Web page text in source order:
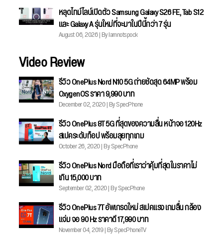
หลุดไทม์ไลน์เปิดตัว Samsung Galaxy S26 FE, Tab S12
และ Galaxy A รุ่นใหม่ที่จะมาในปีนี้กว่า 7 รุ่น
August 06, 2026 | By Iamnotspock
Video Review
รีวิว OnePlus Nord N10 5G ถ่ายชัดสุด 64MP พร้อม
OxygenOS ราคา 9,990 บาท
December 02, 2020 | By SpecPhone
รีวิว OnePlus 8T 5G ที่สุดของความลื่น หน้าจอ 120Hz
สเปคระดับท็อป พร้อมลุยทุกเกม
October 26, 2020 | By SpecPhone
รีวิว OnePlus Nord มือถือที่เราว่าคุ้มที่สุดในราคาไม่
เกิน 15,000 บาท
September 02, 2020 | By SpecPhone
รีวิว OnePlus 7T อัพเกรดใหม่ สเปคแรง เกมลื่น กล้อง
แจ่ม จอ 90 Hz ราคาดี 17,990 บาท
November 04, 2019 | By SpecPhoneTV